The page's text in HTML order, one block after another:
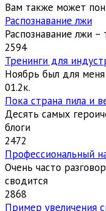
Вам также может
Распознавание лжи
Распознавание лжи
2594
Тренинги для
Ноябрь был для
01.2к.
Пока страна пила и
Десять самых
блоги
2472
Профессиональный
Очень часто
сводится
2868
Пример увеличения